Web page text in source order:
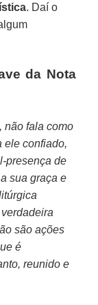
. Daí o
da Nota
não fala como
ele confiado,
presença de
sua graça e
são ações
é
reunido e